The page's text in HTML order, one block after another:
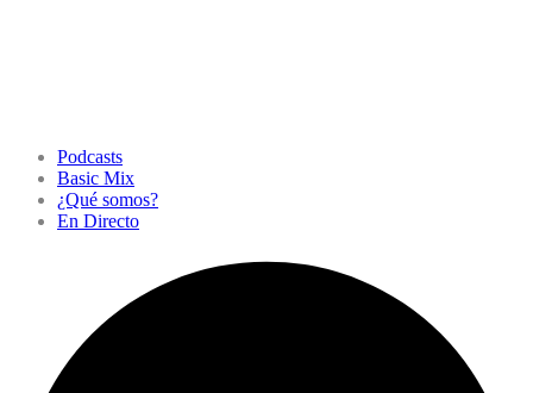
Podcasts
Basic Mix
¿Qué somos?
En Directo